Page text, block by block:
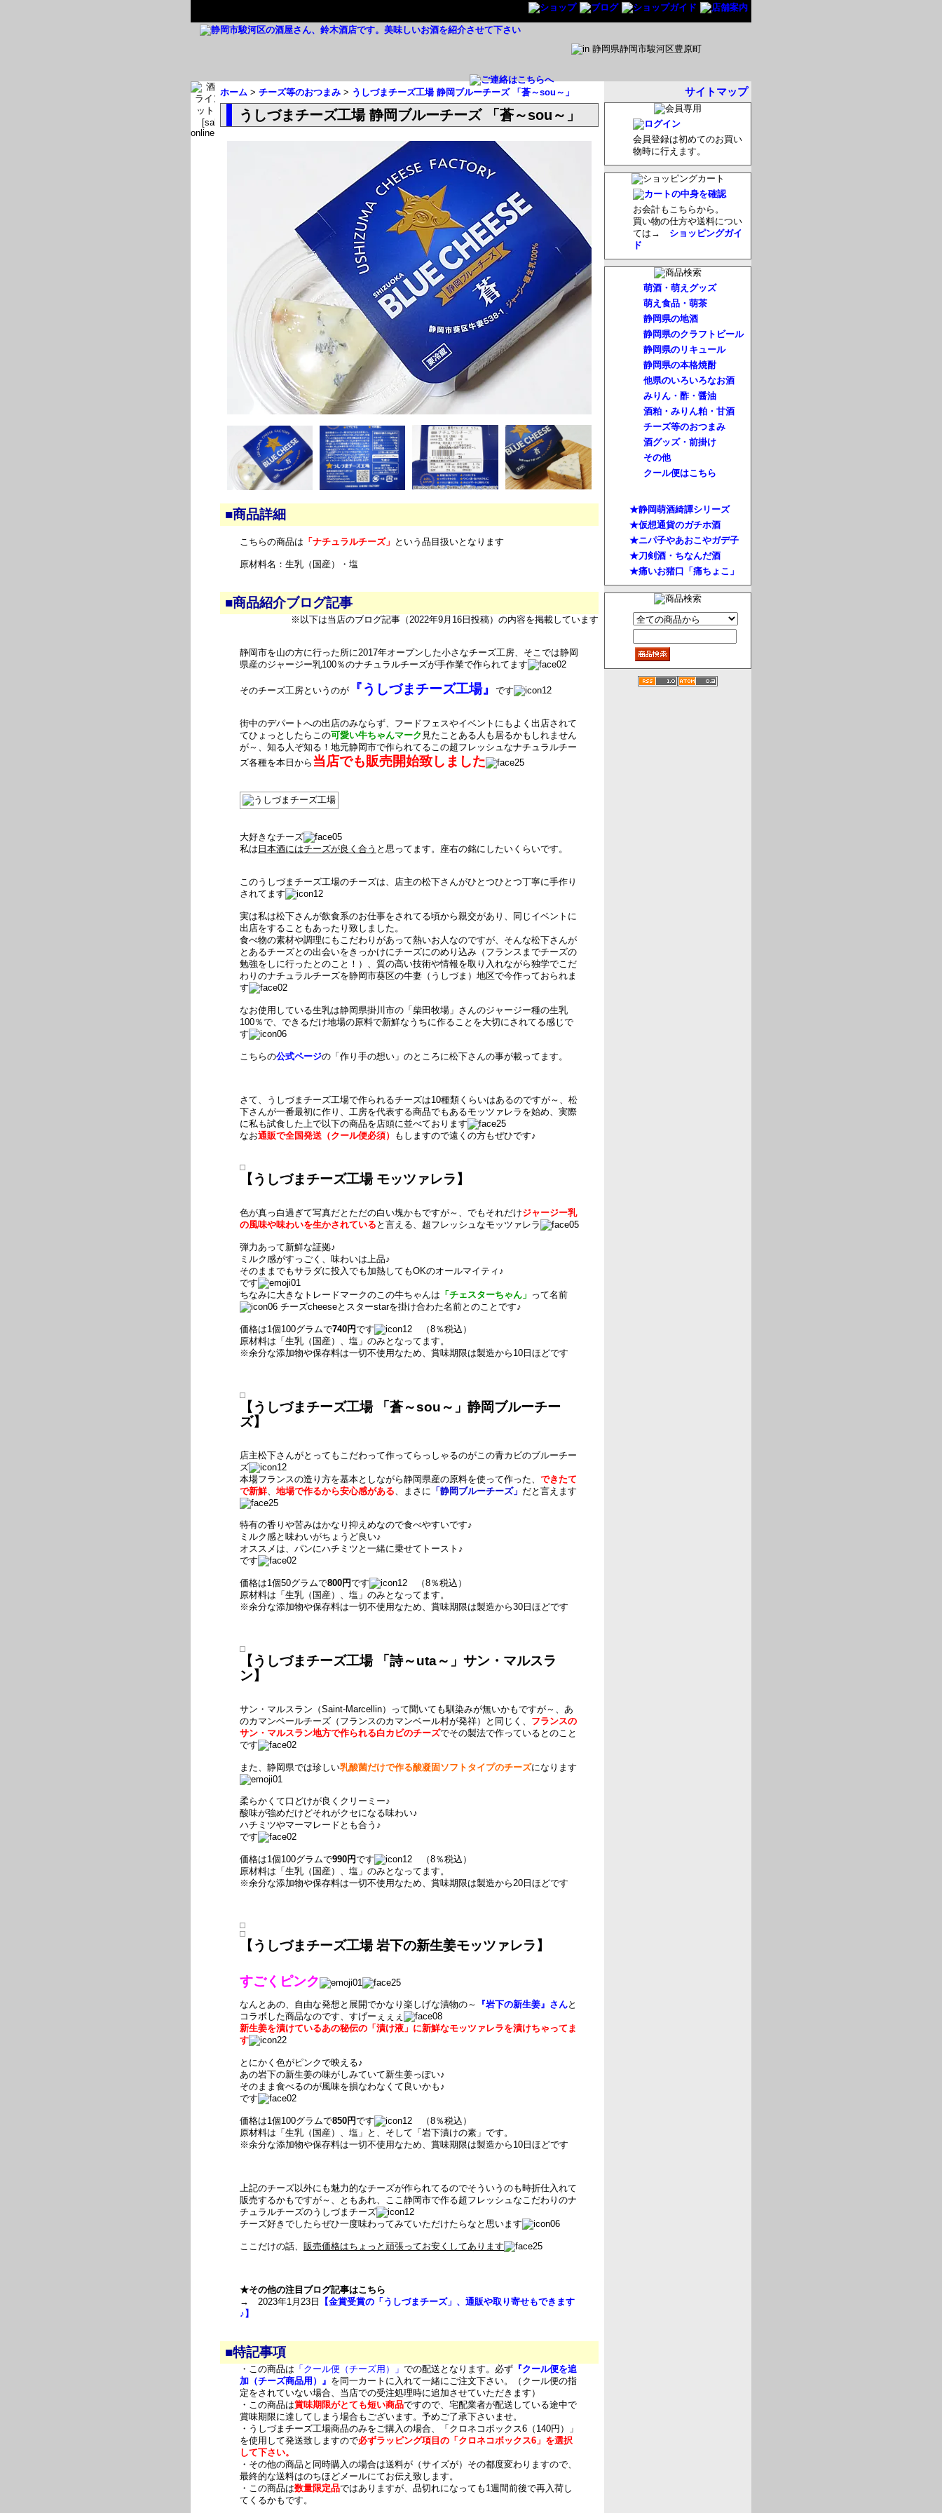
ホーム > チーズ等のおつまみ > うしづまチーズ工場 静岡ブルーチーズ 「蒼～sou～」
うしづまチーズ工場 静岡ブルーチーズ 「蒼～sou～」
■商品詳細
こちらの商品は 「ナチュラルチーズ」 という品目扱いとなります
原材料名：生乳（国産）・塩
■商品紹介ブログ記事
※以下は当店のブログ記事（2022年9月16日投稿）の内容を掲載しています
静岡市を山の方に行った所に2017年オープンした小さなチーズ工房、そこでは静岡
県産のジャージー乳100％のナチュラルチーズが手作業で作られてます
そのチーズ工房というのが 『うしづまチーズ工場』 です
街中のデパートへの出店のみならず、フードフェスやイベントにもよく出店されて
てひょっとしたらこの可愛い牛ちゃんマーク 見たことある人も居るかもしれません
が～、知る人ぞ知る！地元静岡市で作られてるこの超フレッシュなナチュラルチー
ズ各種を本日から 当店でも販売開始致しました
大好きなチーズ
私は 日本酒にはチーズが良く合う と思ってます。座右の銘にしたいくらいです。
このうしづまチーズ工場のチーズは、店主の松下さんがひとつひとつ丁寧に手作り
されてます
実は私は松下さんが飲食系のお仕事をされてる頃から親交があり、同じイベントに
出店をすることもあったり致しました。
食べ物の素材や調理にもこだわりがあって熱いお人なのですが、そんな松下さんが
とあるチーズとの出会いをきっかけにチーズにのめり込み（フランスまでチーズの
勉強をしに行ったとのこと！）、質の高い技術や情報を取り入れながら独学でこだ
わりのナチュラルチーズを静岡市葵区の牛妻（うしづま）地区で今作っておられま
す
なお使用している生乳は静岡県掛川市の「柴田牧場」さんのジャージー種の生乳
100％で、できるだけ地場の原料で新鮮なうちに作ることを大切にされてる感じで
す
こちらの公式ページの「作り手の想い」のところに松下さんの事が載ってます。
さて、うしづまチーズ工場で作られるチーズは10種類くらいはあるのですが～、松
下さんが一番最初に作り、工房を代表する商品でもあるモッツァレラを始め、実際
に私も試食した上で以下の商品を店頭に並べております
なお通販で全国発送（クール便必須） もしますので遠くの方もぜひです♪
【うしづまチーズ工場 モッツァレラ】
色が真っ白過ぎて写真だとただの白い塊かもですが～、でもそれだけジャージー乳
の風味や味わいを生かされている と言える、超フレッシュなモッツァレラ
弾力あって新鮮な証拠♪
ミルク感がすっごく、味わいは上品♪
そのままでもサラダに投入でも加熱してもOKのオールマイティ♪
です
ちなみに大きなトレードマークのこの牛ちゃんは 「チェスターちゃん」 って名前
チーズcheeseとスターstarを掛け合わた名前とのことです♪
価格は1個100グラムで740円です
（8％税込）
原材料は「生乳（国産）、塩」のみとなってます。
※余分な添加物や保存料は一切不使用なため、賞味期限は製造から10日ほどです
【うしづまチーズ工場 「蒼～sou～」静岡ブルーチー
ズ】
店主松下さんがとってもこだわって作ってらっしゃるのがこの青カビのブルーチー
ズ
本場フランスの造り方を基本としながら静岡県産の原料を使って作った、 できたて
で新鮮、 地場で作るから安心感がある、まさに 「静岡ブルーチーズ」 だと言えます
特有の香りや苦みはかなり抑えめなので食べやすいです♪
ミルク感と味わいがちょうど良い♪
オススメは、パンにハチミツと一緒に乗せてトースト♪
です
価格は1個50グラムで800円です
（8％税込）
原材料は「生乳（国産）、塩」のみとなってます。
※余分な添加物や保存料は一切不使用なため、賞味期限は製造から30日ほどです
【うしづまチーズ工場 「詩～uta～」サン・マルスラ
ン】
サン・マルスラン（Saint-Marcellin）って聞いても馴染みが無いかもですが～、あ
のカマンベールチーズ（フランスのカマンベール村が発祥）と同じく、 フランスの
サン・マルスラン地方で作られる白カビのチーズでその製法で作っているとのこと
です
また、静岡県では珍しい乳酸菌だけで作る酸凝固ソフトタイプのチーズになります
柔らかくて口どけが良くクリーミー♪
酸味が強めだけどそれがクセになる味わい♪
ハチミツやマーマレードとも合う♪
です
価格は1個100グラムで990円です
（8％税込）
原材料は「生乳（国産）、塩」のみとなってます。
※余分な添加物や保存料は一切不使用なため、賞味期限は製造から20日ほどです
【うしづまチーズ工場 岩下の新生姜モッツァレラ】
すごくピンク
なんとあの、自由な発想と展開でかなり楽しげな漬物の～ 『岩下の新生姜』さんと
コラボした商品なのです、すげーぇぇぇ
新生姜を漬けているあの秘伝の「漬け液」に新鮮なモッツァレラを漬けちゃってま
す
とにかく色がピンクで映える♪
あの岩下の新生姜の味がしみていて新生姜っぽい♪
そのまま食べるのが風味を損なわなくて良いかも♪
です
価格は1個100グラムで850円です
（8％税込）
原材料は「生乳（国産）、塩」と、そして「岩下漬けの素」です。
※余分な添加物や保存料は一切不使用なため、賞味期限は製造から10日ほどです
上記のチーズ以外にも魅力的なチーズが作られてるのでそういうのも時折仕入れて
販売するかもですが～、ともあれ、ここ静岡市で作る超フレッシュなこだわりのナ
チュラルチーズのうしづまチーズ
チーズ好きでしたらぜひ一度味わってみていただけたらなと思います
ここだけの話、 販売価格はちょっと頑張ってお安くしてあります
★その他の注目ブログ記事はこちら
→ 2023年1月23日
【金賞受賞の「うしづまチーズ」、通販や取り寄せもできます
♪】
■特記事項
・この商品は 「クール便（チーズ用）」 での配送となります。必ず 『クール便を追
加（チーズ商品用）』 を同一カートに入れて一緒にご注文下さい。（クール便の指
定をされていない場合、当店での受注処理時に追加させていただきます）
・この商品は賞味期限がとても短い商品ですので、宅配業者が配送している途中で
賞味期限に達してしまう場合もございます。予めご了承下さいませ。
・うしづまチーズ工場商品のみをご購入の場合、「クロネコボックス6（140円）」
を使用して発送致しますので必ずラッピング項目の「クロネコボックス6」を選択
して下さい。
・その他の商品と同時購入の場合は送料が（サイズが）その都度変わりますので、
最終的な送料はのちほどメールにてお伝え致します。
・この商品は数量限定品ではありますが、品切れになっても1週間前後で再入荷し
てくるかもです。
サイトマップ
会員登録は初めてのお買い
物時に行えます。
お会計もこちらから。
買い物の仕方や送料につい
ては→ ショッピングガイ
ド
萌酒・萌えグッズ
萌え食品・萌茶
静岡県の地酒
静岡県のクラフトビール
静岡県のリキュール
静岡県の本格焼酎
他県のいろいろなお酒
みりん・酢・醤油
酒粕・みりん粕・甘酒
チーズ等のおつまみ
酒グッズ・前掛け
その他
クール便はこちら
★静岡萌酒綺譚シリーズ
★仮想通貨のガチホ酒
★ニパ子やあおこやガデ子
★刀剣酒・ちなんだ酒
★痛いお猪口「痛ちょこ」